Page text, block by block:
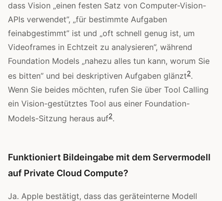
dass Vision „einen festen Satz von Computer-Vision-
APIs verwendet”, „für bestimmte Aufgaben
feinabgestimmt” ist und „oft schnell genug ist, um
Videoframes in Echtzeit zu analysieren”, während
Foundation Models „nahezu alles tun kann, worum Sie
es bitten” und bei deskriptiven Aufgaben glänzt2.
Wenn Sie beides möchten, rufen Sie über Tool Calling
ein Vision-gestütztes Tool aus einer Foundation-
Models-Sitzung heraus auf2.
Funktioniert Bildeingabe mit dem Servermodell
auf Private Cloud Compute?
Ja. Apple bestätigt, dass das geräteinterne Modell